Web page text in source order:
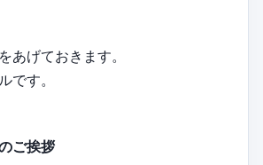
あげておきます。
です。
ご挨拶